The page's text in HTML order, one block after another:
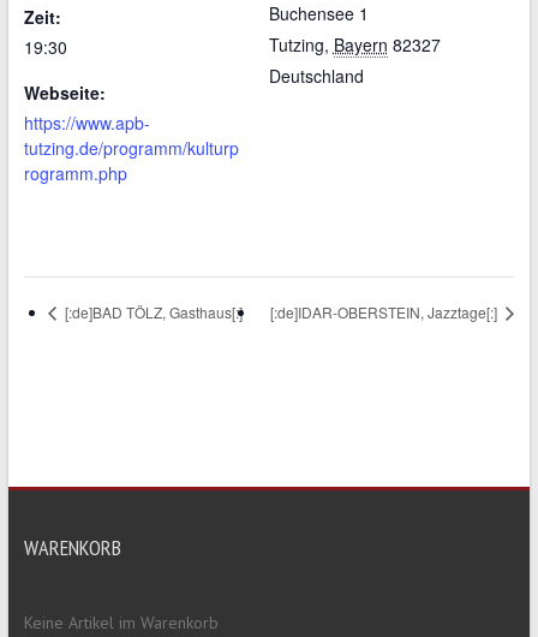
Zeit:
19:30
Webseite:
https://www.apb-
tutzing.de/programm/kulturp
rogramm.php
Buchensee 1
Tutzing, Bayern 82327
Deutschland
[:de]BAD TÖLZ, Gasthaus[:] [:de]IDAR-OBERSTEIN, Jazztage[:]
WARENKORB
Keine Artikel im Warenkorb